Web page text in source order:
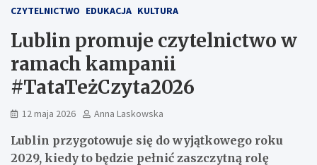
CZYTELNICTWO EDUKACJA KULTURA
Lublin promuje czytelnictwo w
ramach kampanii
#TataTeżCzyta2026
12 maja 2026 Anna Laskowska
Lublin przygotowuje się do wyjątkowego roku
2029, kiedy to będzie pełnić zaszczytną rolę